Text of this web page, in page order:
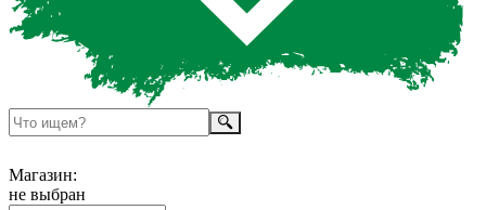
Магазин:
не выбран